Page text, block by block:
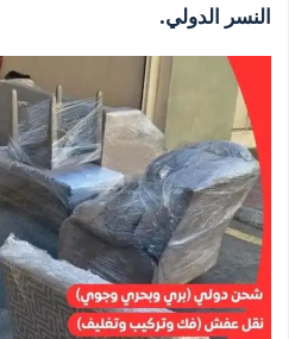
النسر الدولي.